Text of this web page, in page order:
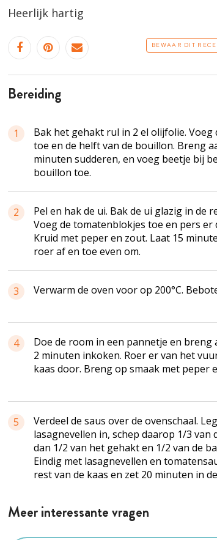
Heerlijk hartig
BEWAAR DIT
bereiding
1
Bak het gehakt rul in 2 el olijfolie.
toe en de helft van de bouillon. Breng
minuten sudderen, en voeg beetje bij
bouillon toe.
2
Pel en hak de ui. Bak de ui glazig in de
Voeg de tomatenblokjes toe en pers er
Kruid met peper en zout. Laat 15
roer af en toe even om.
3 Verwarm de oven voor op 200°C.
4
Doe de room in een pannetje en breng
2 minuten inkoken. Roer er van het
kaas door. Breng op smaak met peper
5
Verdeel de saus over de ovenschaal.
lasagnevellen in, schep daarop 1/3 van
dan 1/2 van het gehakt en 1/2 van de
Eindig met lasagnevellen en
rest van de kaas en zet 20 minuten in
Meer interessante vragen